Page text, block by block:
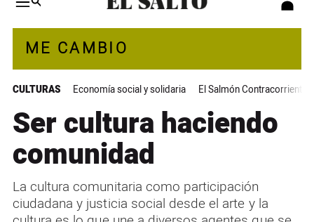
ME CAMBIO
CULTURAS Economía social y solidaria El Salmón Contracorriente
Ser cultura haciendo
comunidad
La cultura comunitaria como participación
ciudadana y justicia social desde el arte y la